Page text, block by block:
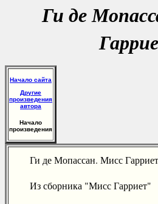
Ги де
Начало сайта
Другие
произведения
автора
Начало
произведения
Ги де Мопассан. Мисс Гарриет
Из сборника "Мисс Гарриет"